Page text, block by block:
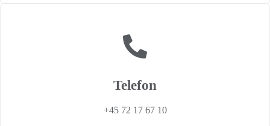
Telefon
+45 72 17 67 10